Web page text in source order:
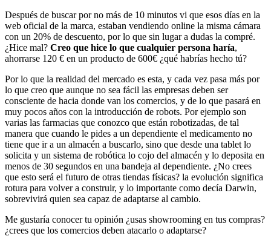
Después de buscar por no más de 10 minutos vi que esos días en la
web oficial de la marca, estaban vendiendo online la misma cámara
con un 20% de descuento, por lo que sin lugar a dudas la compré.
¿Hice mal? Creo que hice lo que cualquier persona haría,
ahorrarse 120 € en un producto de 600€ ¿qué habrías hecho tú?
Por lo que la realidad del mercado es esta, y cada vez pasa más por
lo que creo que aunque no sea fácil las empresas deben ser
consciente de hacia donde van los comercios, y de lo que pasará en
muy pocos años con la introducción de robots. Por ejemplo son
varias las farmacias que conozco que están robotizadas, de tal
manera que cuando le pides a un dependiente el medicamento no
tiene que ir a un almacén a buscarlo, sino que desde una tablet lo
solicita y un sistema de robótica lo cojo del almacén y lo deposita en
menos de 30 segundos en una bandeja al dependiente. ¿No crees
que esto será el futuro de otras tiendas físicas? la evolución significa
rotura para volver a construir, y lo importante como decía Darwin,
sobrevivirá quien sea capaz de adaptarse al cambio.
Me gustaría conocer tu opinión ¿usas showrooming en tus compras?
¿crees que los comercios deben atacarlo o adaptarse?